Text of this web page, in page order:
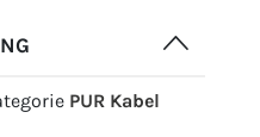
PUR Kabel